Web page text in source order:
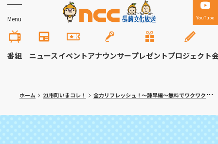
Menu YouTube
番組 ニュースイベントアナウンサープレゼントプロジェクト
ホーム 21市町いまコレ！ 全力リフレッシュ！～諫早編～無料でワクワク体験！大人の隠れ家カフェも